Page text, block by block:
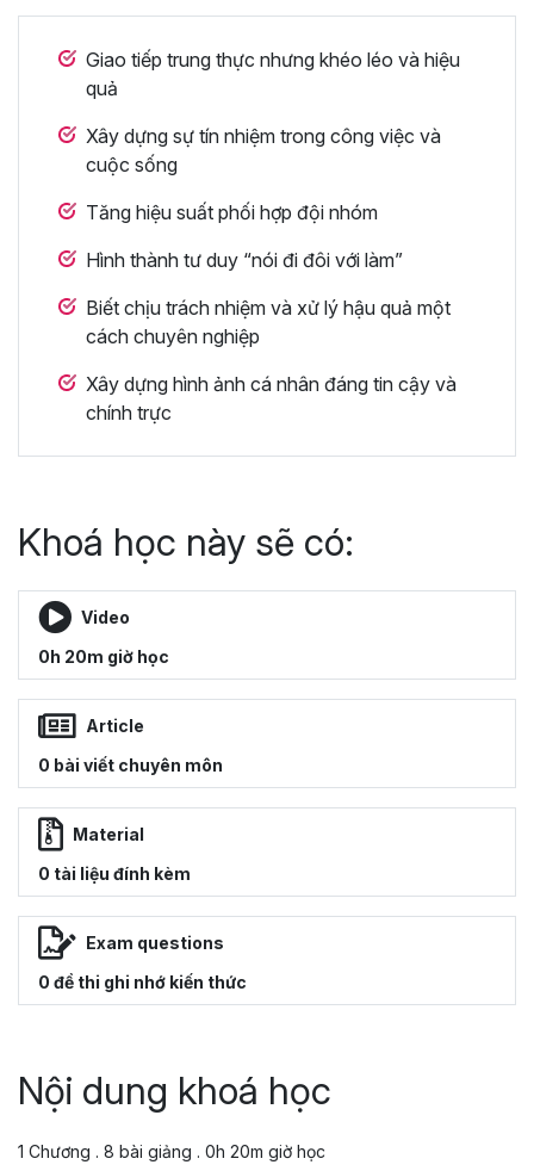
Giao tiếp trung thực nhưng khéo léo và hiệu
quả
Xây dựng sự tín nhiệm trong công việc và
cuộc sống
Tăng hiệu suất phối hợp đội nhóm
Hình thành tư duy “nói đi đôi với làm”
Biết chịu trách nhiệm và xử lý hậu quả một
cách chuyên nghiệp
Xây dựng hình ảnh cá nhân đáng tin cậy và
chính trực
Khoá học này sẽ có:
Video
0h 20m giờ học
Article
0 bài viết chuyên môn
Material
0 tài liệu đính kèm
Exam questions
0 đề thi ghi nhớ kiến thức
Nội dung khoá học
1 Chương . 8 bài giảng . 0h 20m giờ học